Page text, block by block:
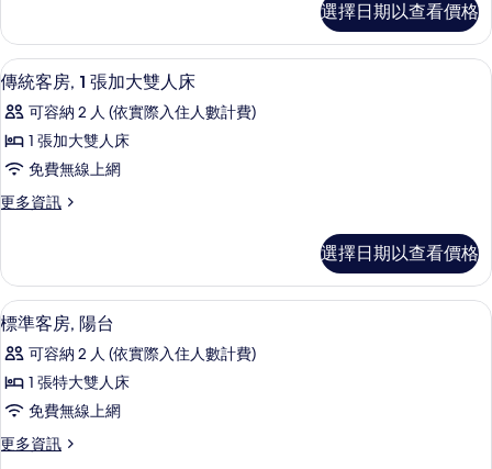
張
特
大
雙
人
床
的
相
片
套
房,
1
張
特
大
人
床
的
選擇日期以查看價格
顯
示
傳
統
房,
張
加
大
雙
人
床
的
傳統客房, 1 張加大雙人床 | 高級寢具
4
傳統客房, 1 張加大雙人床
可容納 2 人 (依實際入住人數計費)
1 張加大雙人床
免費無線上網
更多資訊
更
客
房,
1
加
大
人
床
的
選擇日期以查看價格
顯
示
標
準
房,
標準客房, 陽台 | 高級寢具、書桌、遮
4
標準客房, 陽台
可容納 2 人 (依實際入住人數計費)
1 張特大雙人床
免費無線上網
更多資訊
更